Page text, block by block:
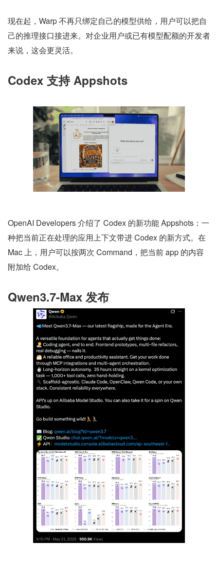
现在起，Warp 不再只绑定自己的模型供给，用户可以把自
己的推理接口接进来。对企业用户或已有模型配额的开发者
来说，这会更灵活。
Codex 支持 Appshots
OpenAI Developers 介绍了 Codex 的新功能 Appshots：一
种把当前正在处理的应用上下文带进 Codex 的新方式。在
Mac 上，用户可以按两次 Command，把当前 app 的内容
附加给 Codex。
Qwen3.7-Max 发布